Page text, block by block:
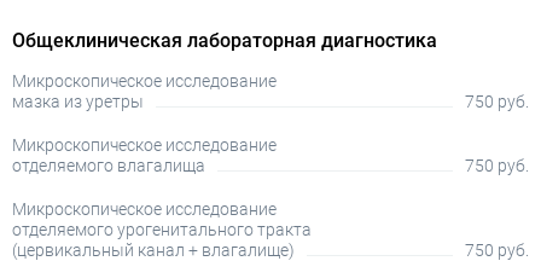
Общеклиническая лабораторная диагностика
Микроскопическое исследование
мазка из уретры
750 руб.
Микроскопическое исследование
отделяемого влагалища
750 руб.
Микроскопическое исследование
отделяемого урогенитального тракта
(цервикальный канал + влагалище)
750 руб.